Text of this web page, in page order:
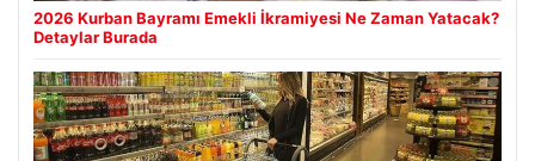
2026 Kurban Bayramı Emekli İkramiyesi Ne Zaman Yatacak?
Detaylar Burada